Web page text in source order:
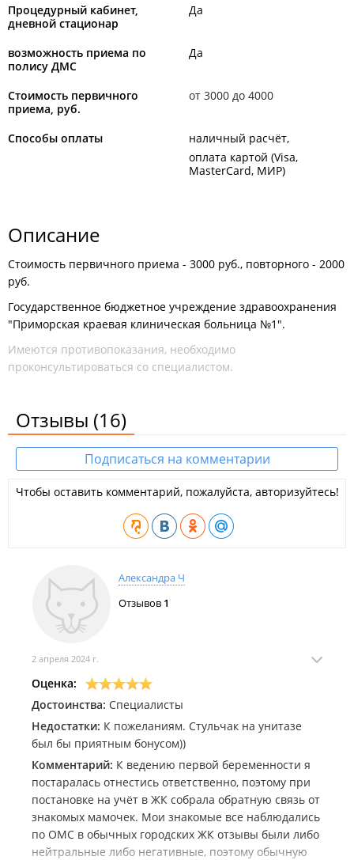
Процедурный кабинет,
дневной стационар
Да
возможность приема по
полису ДМС
Да
Стоимость первичного
приема, руб.
от 3000 до 4000
Способы оплаты
наличный расчёт
оплата картой (Visa,
MasterCard, МИР)
Описание
Стоимость первичного приема - 3000 руб., повторного - 2000
руб.
Государственное бюджетное учреждение здравоохранения
"Приморская краевая клиническая больница №1".
Имеются противопоказания, необходимо
проконсультироваться со специалистом.
Отзывы (16)
Подписаться на комментарии
Чтобы оставить комментарий, пожалуйста, авторизуйтесь!
Александра Ч
Отзывов 1
2 апреля 2024 г.
Оценка:
Достоинства: Специалисты
Недостатки: К пожеланиям. Стульчак на унитазе
был бы приятным бонусом))
Комментарий: К ведению первой беременности я
постаралась отнестись ответственно, поэтому при
постановке на учёт в ЖК собрала обратную связь от
знакомых мамочек. Мои знакомые все наблюдались
по ОМС в обычных городских ЖК отзывы были либо
нейтральные либо негативные, поэтому обычную